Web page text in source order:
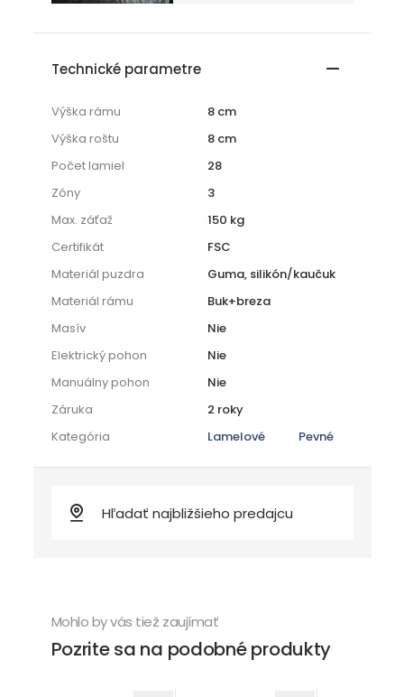
Technické parametre
Výška rámu
8 cm
Výška roštu
8 cm
Počet lamiel
28
Zóny
3
Max. záťaž
150 kg
Certifikát
FSC
Materiál puzdra
Guma, silikón/kaučuk
Materiál rámu
Buk+breza
Masív
Nie
Elektrický pohon
Nie
Manuálny pohon
Nie
Záruka
2 roky
Kategória
Lamelové Pevné
Mohlo by vás tiež zaujímať
Pozrite sa na podobné produkty